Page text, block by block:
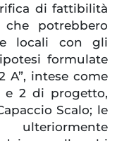
di fattibilità
potrebbero
locali con gli
formulate
A”, intese come
e 2 di progetto,
Scalo; le